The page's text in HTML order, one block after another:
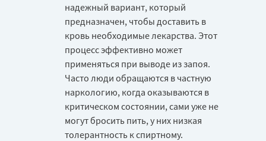
надежный вариант, который
предназначен, чтобы доставить в
кровь необходимые лекарства. Этот
процесс эффективно может
применяться при выводе из запоя.
Часто люди обращаются в частную
наркологию, когда оказываются в
критическом состоянии, сами уже не
могут бросить пить, у них низкая
толерантность к спиртному.